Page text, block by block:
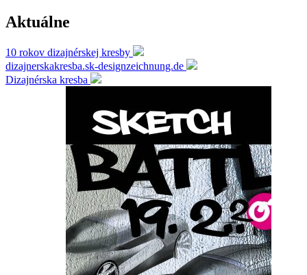
Aktuálne
10 rokov dizajnérskej kresby
dizajnerskakresba.sk-designzeichnung.de
Dizajnérska kresba